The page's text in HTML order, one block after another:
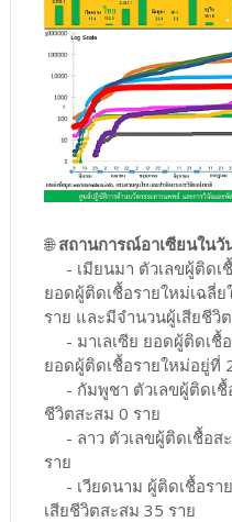
🌐สถานการณ์อาเซียนในวั
- เมียนมา ตัวเลขผู้ติดเ
ยอดผู้ติดเชื้อรายใหม่เฉลี่
ราย และมีจำนวนผู้เสียชีวิ
- มาเลเซีย ยอดผู้ติดเชื้
ยอดผู้ติดเชื้อรายใหม่อยู่ที่
- กัมพูชา ตัวเลขผู้ติดเชื้
ชีวิตสะสม 0 ราย
- ลาว ตัวเลขผู้ติดเชื้อส
ราย
- เวียดนาม ผู้ติดเชื้อรา
เสียชีวิตสะสม 35 ราย